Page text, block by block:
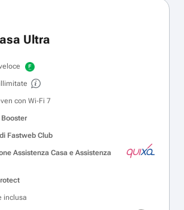
Ultra
con Wi‑Fi 7
Booster
Fastweb Club
Assistenza Casa e Assistenza
inclusa